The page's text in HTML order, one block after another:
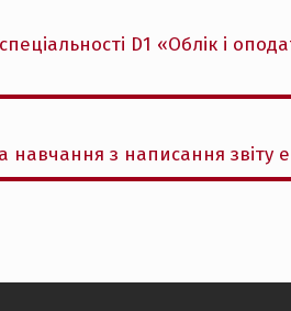
D1 «Облік і
з написання звіту